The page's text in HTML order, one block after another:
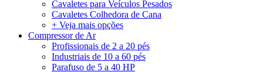
Cavaletes para Veículos Pesados
Cavaletes Colhedora de Cana
+ Veja mais opções
Compressor de Ar
Profissionais de 2 a 20 pés
Industriais de 10 a 60 pés
Parafuso de 5 a 40 HP